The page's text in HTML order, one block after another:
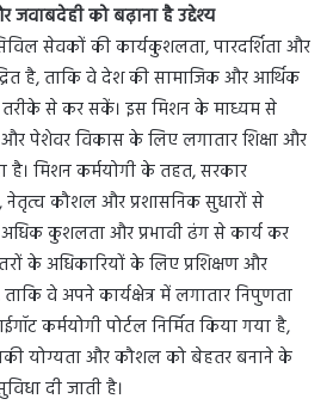
जवाबदेही को बढ़ाना है उद्देश्य
सेवकों की कार्यकुशलता, पारदर्शिता और
है, ताकि वे देश की सामाजिक और आर्थिक
तरीके से कर सकें। इस मिशन के माध्यम से
पेशेवर विकास के लिए लगातार शिक्षा और
है। मिशन कर्मयोगी के तहत, सरकार
नेतृत्व कौशल और प्रशासनिक सुधारों से
कुशलता और प्रभावी ढंग से कार्य कर
के अधिकारियों के लिए प्रशिक्षण और
वे अपने कार्यक्षेत्र में लगातार निपुणता
कर्मयोगी पोर्टल निर्मित किया गया है,
योग्यता और कौशल को बेहतर बनाने के
दी जाती है।